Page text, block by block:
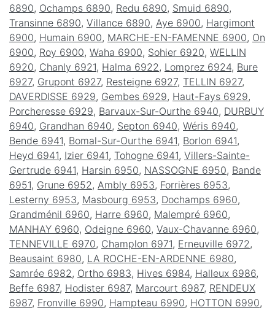
6890, Ochamps 6890, Redu 6890, Smuid 6890,
Transinne 6890, Villance 6890, Aye 6900, Hargimont
6900, Humain 6900, MARCHE-EN-FAMENNE 6900, On
6900, Roy 6900, Waha 6900, Sohier 6920, WELLIN
6920, Chanly 6921, Halma 6922 , Lomprez 6924, Bure
6927, Grupont 6927, Resteigne 6927, TELLIN 6927,
DAVERDISSE 6929, Gembes 6929, Haut-Fays 6929,
Porcheresse 6929, Barvaux-Sur-Ourthe 6940, DURBUY
6940, Grandhan 6940, Septon 6940, Wéris 6940,
Bende 6941, Bomal-Sur-Ourthe 6941, Borlon 6941,
Heyd 6941, Izier 6941, Tohogne 6941, Villers-Sainte-
Gertrude 6941, Harsin 6950, NASSOGNE 6950, Bande
6951, Grune 6952 , Ambly 6953, Forrières 6953,
Lesterny 6953, Masbourg 6953, Dochamps 6960,
Grandménil 6960, Harre 6960, Malempré 6960,
MANHAY 6960, Odeigne 6960, Vaux-Chavanne 6960,
TENNEVILLE 6970, Champlon 6971, Erneuville 6972 ,
Beausaint 6980, LA ROCHE-EN-ARDENNE 6980,
Samrée 6982 , Ortho 6983, Hives 6984, Halleux 6986,
Beffe 6987, Hodister 6987, Marcourt 6987, RENDEUX
6987, Fronville 6990, Hampteau 6990, HOTTON 6990,